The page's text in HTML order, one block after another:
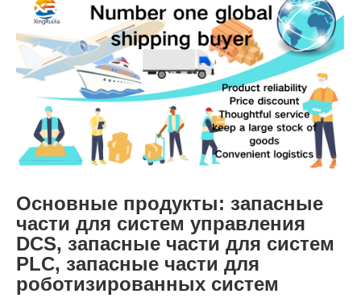
Основные продукты: запасные
части для систем управления
DCS, запасные части для систем
PLC, запасные части для
роботизированных систем